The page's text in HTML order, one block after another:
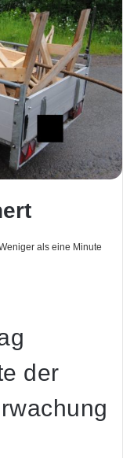
als eine Minute
der